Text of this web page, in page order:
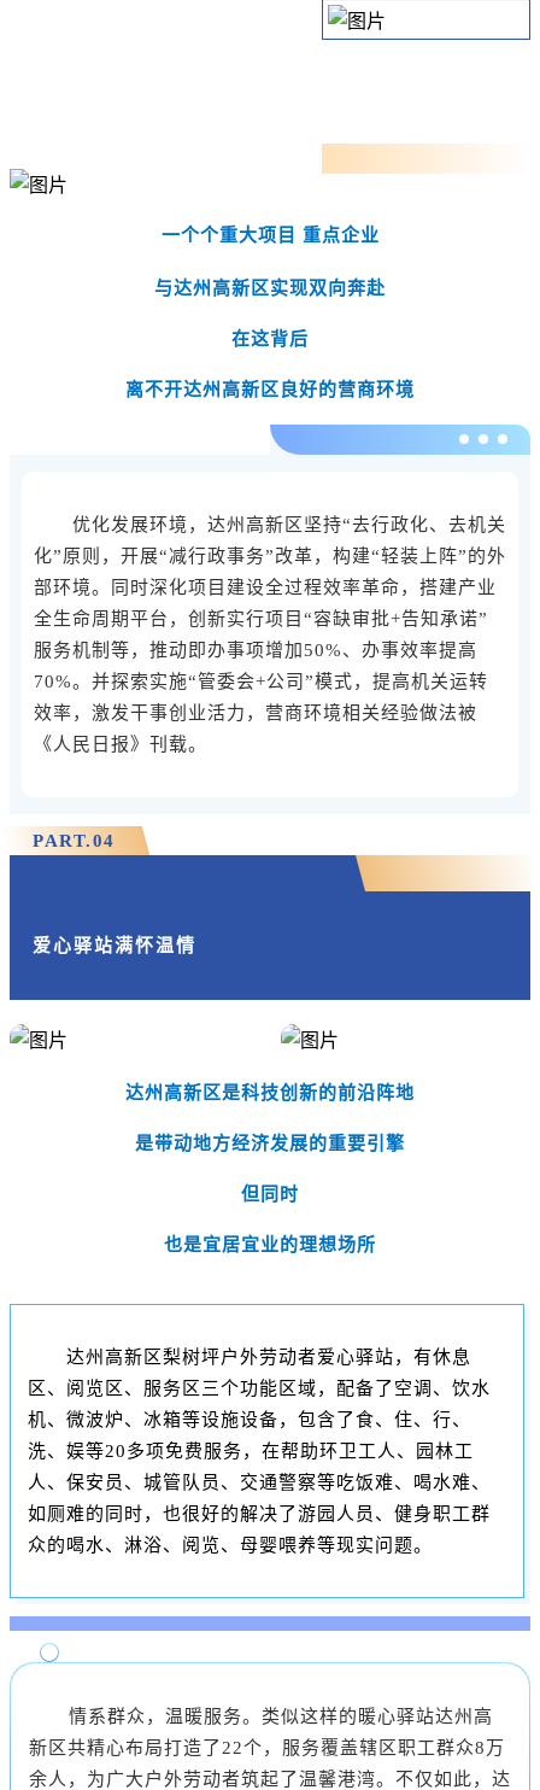
一个个重大项目 重点企业
与达州高新区实现双向奔赴
在这背后
离不开达州高新区良好的营商环境
优化发展环境，达州高新区坚持“去行政化、去机关
化”原则，开展“减行政事务”改革，构建“轻装上阵”的外
部环境。同时深化项目建设全过程效率革命，搭建产业
全生命周期平台，创新实行项目“容缺审批+告知承诺”
服务机制等，推动即办事项增加50%、办事效率提高
70%。并探索实施“管委会+公司”模式，提高机关运转
效率，激发干事创业活力，营商环境相关经验做法被
《人民日报》刊载。
PART.04
爱心驿站满怀温情
达州高新区是科技创新的前沿阵地
是带动地方经济发展的重要引擎
但同时
也是宜居宜业的理想场所
达州高新区梨树坪户外劳动者爱心驿站，有休息
区、阅览区、服务区三个功能区域，配备了空调、饮水
机、微波炉、冰箱等设施设备，包含了食、住、行、
洗、娱等20多项免费服务，在帮助环卫工人、园林工
人、保安员、城管队员、交通警察等吃饭难、喝水难、
如厕难的同时，也很好的解决了游园人员、健身职工群
众的喝水、淋浴、阅览、母婴喂养等现实问题。
情系群众，温暖服务。类似这样的暖心驿站达州高
新区共精心布局打造了22个，服务覆盖辖区职工群众8万
余人，为广大户外劳动者筑起了温馨港湾。不仅如此，达